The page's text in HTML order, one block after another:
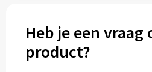
Heb je een vraag
product?